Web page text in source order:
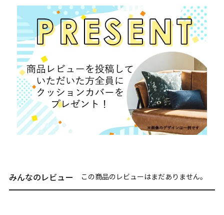
みんなのレビュー この商品のレビューはまだありません。